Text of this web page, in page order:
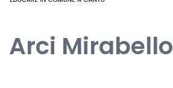
Arci Mirabello